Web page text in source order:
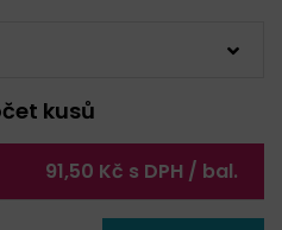
kusů
91,50 Kč s DPH / bal.